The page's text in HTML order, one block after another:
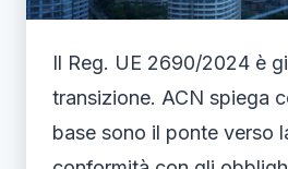
Il Reg. UE 2690/2024 è
transizione. ACN spiega
base sono il ponte verso